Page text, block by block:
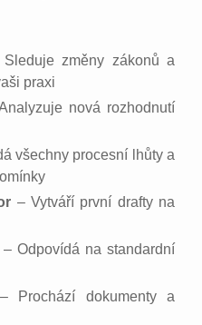
změny zákonů a
praxi
nová rozhodnutí
všechny procesní lhůty a
– Vytváří první drafty na
– Odpovídá na standardní
– Prochází dokumenty a